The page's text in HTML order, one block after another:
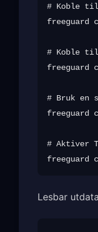
# Koble
freeguard
# Koble til
freeguard
# Bruk en
freeguard
# Aktiver
Lesbar